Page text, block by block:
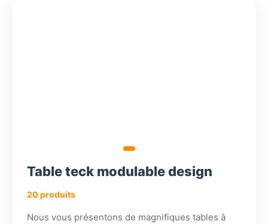
Table teck modulable design
20 produits
Nous vous présentons de magnifiques tables à